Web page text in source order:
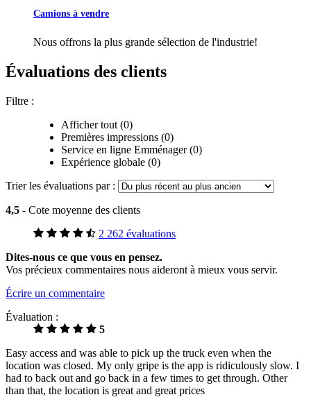
Camions à vendre
Nous offrons la plus grande sélection de l'industrie!
Évaluations des clients
Filtre :
Afficher tout (0)
Premières impressions (0)
Service en ligne Emménager (0)
Expérience globale (0)
Trier les évaluations par :
4,5 - Cote moyenne des clients
2 262 évaluations
Dites-nous ce que vous en pensez.
Vos précieux commentaires nous aideront à mieux vous servir.
Écrire un commentaire
Évaluation :
5
Easy access and was able to pick up the truck even when the
location was closed. My only gripe is the app is ridiculously slow. I
had to back out and go back in a few times to get through. Other
than that, the location is great and great prices